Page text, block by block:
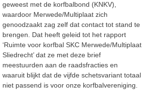
geweest met de korfbalbond (KNKV),
waardoor Merwede/Multiplaat zich
genoodzaakt zag zelf dat contact tot stand te
brengen. Dat heeft geleid tot het rapport
‘Ruimte voor korfbal SKC Merwede/Multiplaat
Sliedrecht’ dat ze met deze brief
meestuurden aan de raadsfracties en
waaruit blijkt dat de vijfde schetsvariant totaal
niet passend is voor onze korfbalvereniging.